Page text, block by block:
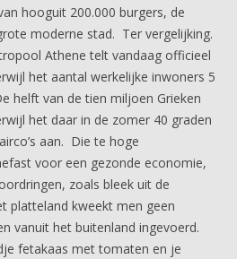
hooguit 200.000 burgers, de
moderne stad. Ter vergelijking.
Athene telt vandaag officieel
het aantal werkelijke inwoners 5
helft van de tien miljoen Grieken
het daar in de zomer 40 graden
aan. Die te hoge
voor een gezonde economie,
zoals bleek uit de
platteland kweekt men geen
vanuit het buitenland ingevoerd.
fetakaas met tomaten en je